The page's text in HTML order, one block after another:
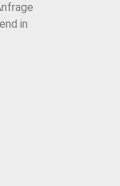
in